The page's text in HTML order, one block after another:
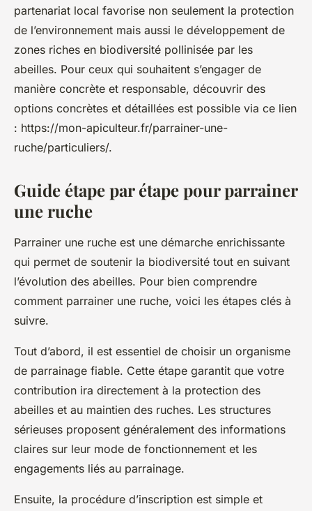
partenariat local favorise non seulement la protection
de l’environnement mais aussi le développement de
zones riches en biodiversité pollinisée par les
abeilles. Pour ceux qui souhaitent s’engager de
manière concrète et responsable, découvrir des
options concrètes et détaillées est possible via ce lien
: https://mon-apiculteur.fr/parrainer-une-
ruche/particuliers/.
Guide étape par étape pour parrainer
une ruche
Parrainer une ruche est une démarche enrichissante
qui permet de soutenir la biodiversité tout en suivant
l’évolution des abeilles. Pour bien comprendre
comment parrainer une ruche, voici les étapes clés à
suivre.
Tout d’abord, il est essentiel de choisir un organisme
de parrainage fiable. Cette étape garantit que votre
contribution ira directement à la protection des
abeilles et au maintien des ruches. Les structures
sérieuses proposent généralement des informations
claires sur leur mode de fonctionnement et les
engagements liés au parrainage.
Ensuite, la procédure d’inscription est simple et